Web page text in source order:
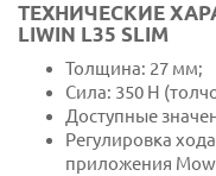
ТЕХНИЧЕСКИЕ
LIWIN L35 SLIM
Толщина: 27 мм;
Сила: 350 Н
Доступные
Регулировка
приложения